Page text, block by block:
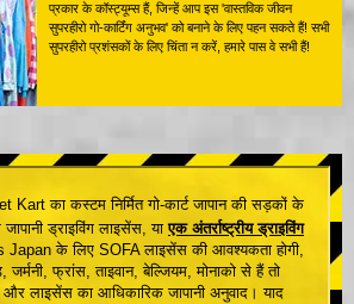
प्रकार के कॉस्ट्यूम्स हैं, जिन्हें आप इस 'वास्तविक जीवन
सुपरहीरो गो-कार्टिंग अनुभव' को बनाने के लिए पहन सकते हैं! सभी
सुपरहीरो प्रशंसकों के लिए चिंता न करें, हमारे पास वे सभी हैं!
Kart का कस्टम निर्मित गो-कार्ट जापान की सड़कों के
ड्राइविंग लाइसेंस, याएक अंतर्राष्ट्रीय ड्राइविंग
Japan के लिए SOFA लाइसेंस की आवश्यकता होगी,
फ्रांस, ताइवान, बेल्जियम, मोनाको से हैं तो
और लाइसेंस का आधिकारिक जापानी अनुवाद। याद